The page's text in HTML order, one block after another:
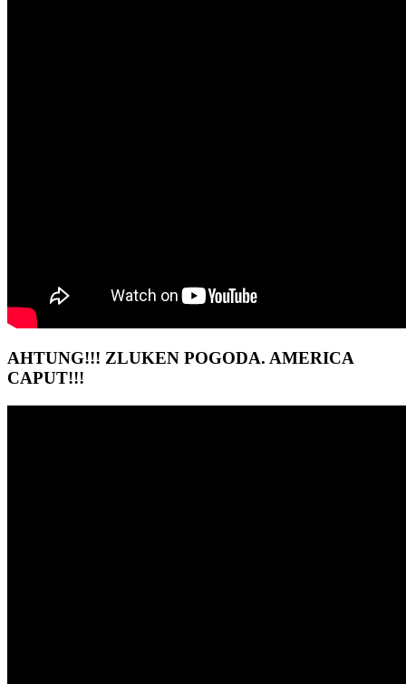
AHTUNG!!! ZLUKEN POGODA. AMERICA
CAPUT!!!